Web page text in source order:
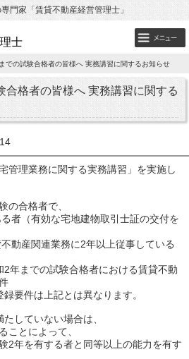
門家「賃貸不動産経営管理士」
士
での試験合格者の皆様へ 実務講習に関するお知らせ
合格者の皆様へ 実務講習に関する
管理業務に関する実務講習」を実施し
の合格者で、
（有効な宅地建物取引士証の交付を
産関連業務に2年以上従事している
での試験合格者における賃貸不動
要件
は上記とは異なります。
していない場合は、
ことによって、
2年を有する者と同等以上の能力を有す